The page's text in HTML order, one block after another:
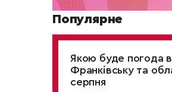
Популярне
Якою буде погода в
Франківську та
серпня